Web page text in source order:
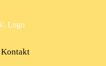
Kontakt